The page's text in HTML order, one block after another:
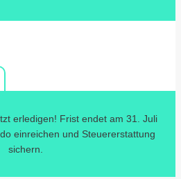
erledigen! Frist endet am 31. Juli
einreichen und Steuererstattung
sichern.